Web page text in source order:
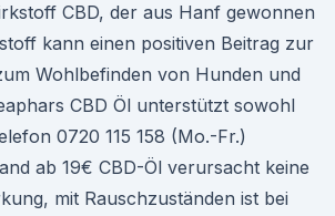
CBD, der aus Hanf gewonnen
kann einen positiven Beitrag zur
Wohlbefinden von Hunden und
CBD Öl unterstützt sowohl
0720 115 158 (Mo.-Fr.)
ab 19€ CBD-Öl verursacht keine
mit Rauschzuständen ist bei